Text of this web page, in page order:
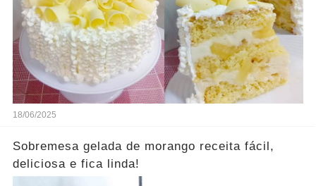
18/06/2025
Sobremesa gelada de morango receita fácil,
deliciosa e fica linda!